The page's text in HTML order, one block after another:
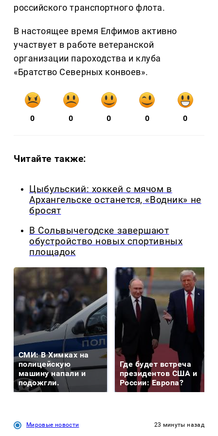
российского транспортного флота.
В настоящее время Елфимов активно
участвует в работе ветеранской
организации пароходства и клуба
«Братство Северных конвоев».
0 0 0 0 0
Читайте также:
Цыбульский: хоккей с мячом в
Архангельске останется, «Водник» не
бросят
В Сольвычегодске завершают
обустройство новых спортивных
площадок
СМИ: В Химках на
полицейскую
машину напали и
подожгли.
Где будет встреча
президентов США и
России: Европа?
Мировые новости 23 минуты назад